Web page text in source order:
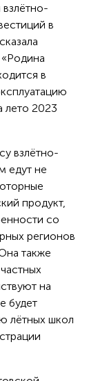
в
в
лето 2023
взлётно-
едут не
продукт,
со
регионов
также
на
будет
лётных школ